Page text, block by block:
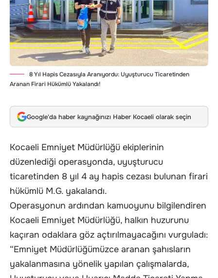
8 Yıl Hapis Cezasıyla Aranıyordu: Uyuşturucu Ticaretinden
Aranan Firari Hükümlü Yakalandı!
Google'da haber kaynağınızı Haber Kocaeli olarak seçin
Kocaeli Emniyet Müdürlüğü ekiplerinin
düzenlediği operasyonda, uyuşturucu
ticaretinden 8 yıl 4 ay hapis cezası bulunan firari
hükümlü M.G. yakalandı.
Operasyonun ardından kamuoyunu bilgilendiren
Kocaeli Emniyet Müdürlüğü, halkın huzurunu
kaçıran odaklara göz açtırılmayacağını vurguladı:
“Emniyet Müdürlüğümüzce aranan şahısların
yakalanmasına yönelik yapılan çalışmalarda,